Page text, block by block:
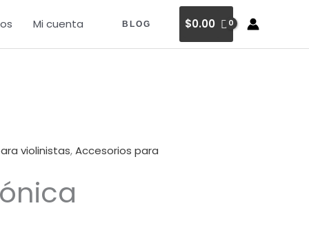
Mi cuenta BLOG $0.00
violinistas,Accesorios para